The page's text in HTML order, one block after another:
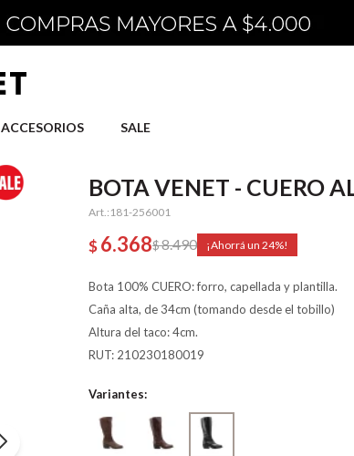
ACCESORIOS SALE
BOTA VENET - CUERO
181-256001
$ 6.368$8.490 24
Bota 100% CUERO: forro, capellada y plantilla.
Caña alta, de 34cm (tomando desde el tobillo)
Altura del taco: 4cm.
RUT: 210230180019
Variantes: